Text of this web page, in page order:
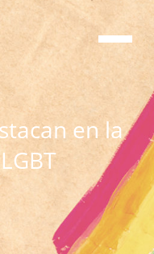
en la